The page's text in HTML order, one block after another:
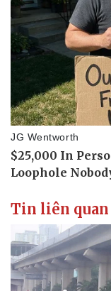
Tin liên quan